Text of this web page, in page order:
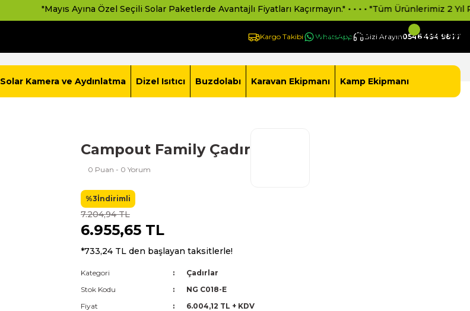
"Mayıs Ayına Özel Seçili Solar Paketlerde Avantajlı Fiyatları Kaçırmayın." • • • • "Tüm Ürünlerimiz 2 Yıl
Kargo Takibi WhatsApp Bizi Arayın0546 494 9877
Giriş Yap -Yeni Üye Ol Sepetim
Solar Kamera ve Aydınlatma Dizel Isıtıcı Buzdolabı Karavan Ekipmanı Kamp Ekipmanı
Campout Family Çadır
0 Puan - 0 Yorum
%3İndirimli
7.204,94 TL
6.955,65 TL
*733,24 TL den başlayan taksitlerle!
Kategori
Çadırlar
Stok Kodu
NG C018-E
Fiyat
6.004,12 TL + KDV